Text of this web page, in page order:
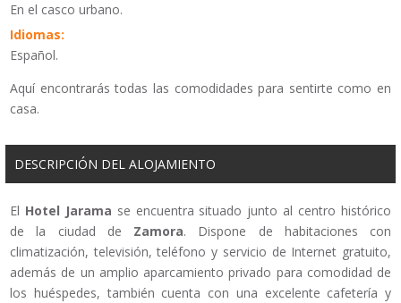
En el casco urbano.
Idiomas:
Español.
Aquí encontrarás todas las comodidades para sentirte como en
casa.
DESCRIPCIÓN DEL ALOJAMIENTO
El Hotel Jarama se encuentra situado junto al centro histórico
de la ciudad de Zamora. Dispone de habitaciones con
climatización, televisión, teléfono y servicio de Internet gratuito,
además de un amplio aparcamiento privado para comodidad de
los huéspedes, también cuenta con una excelente cafetería y